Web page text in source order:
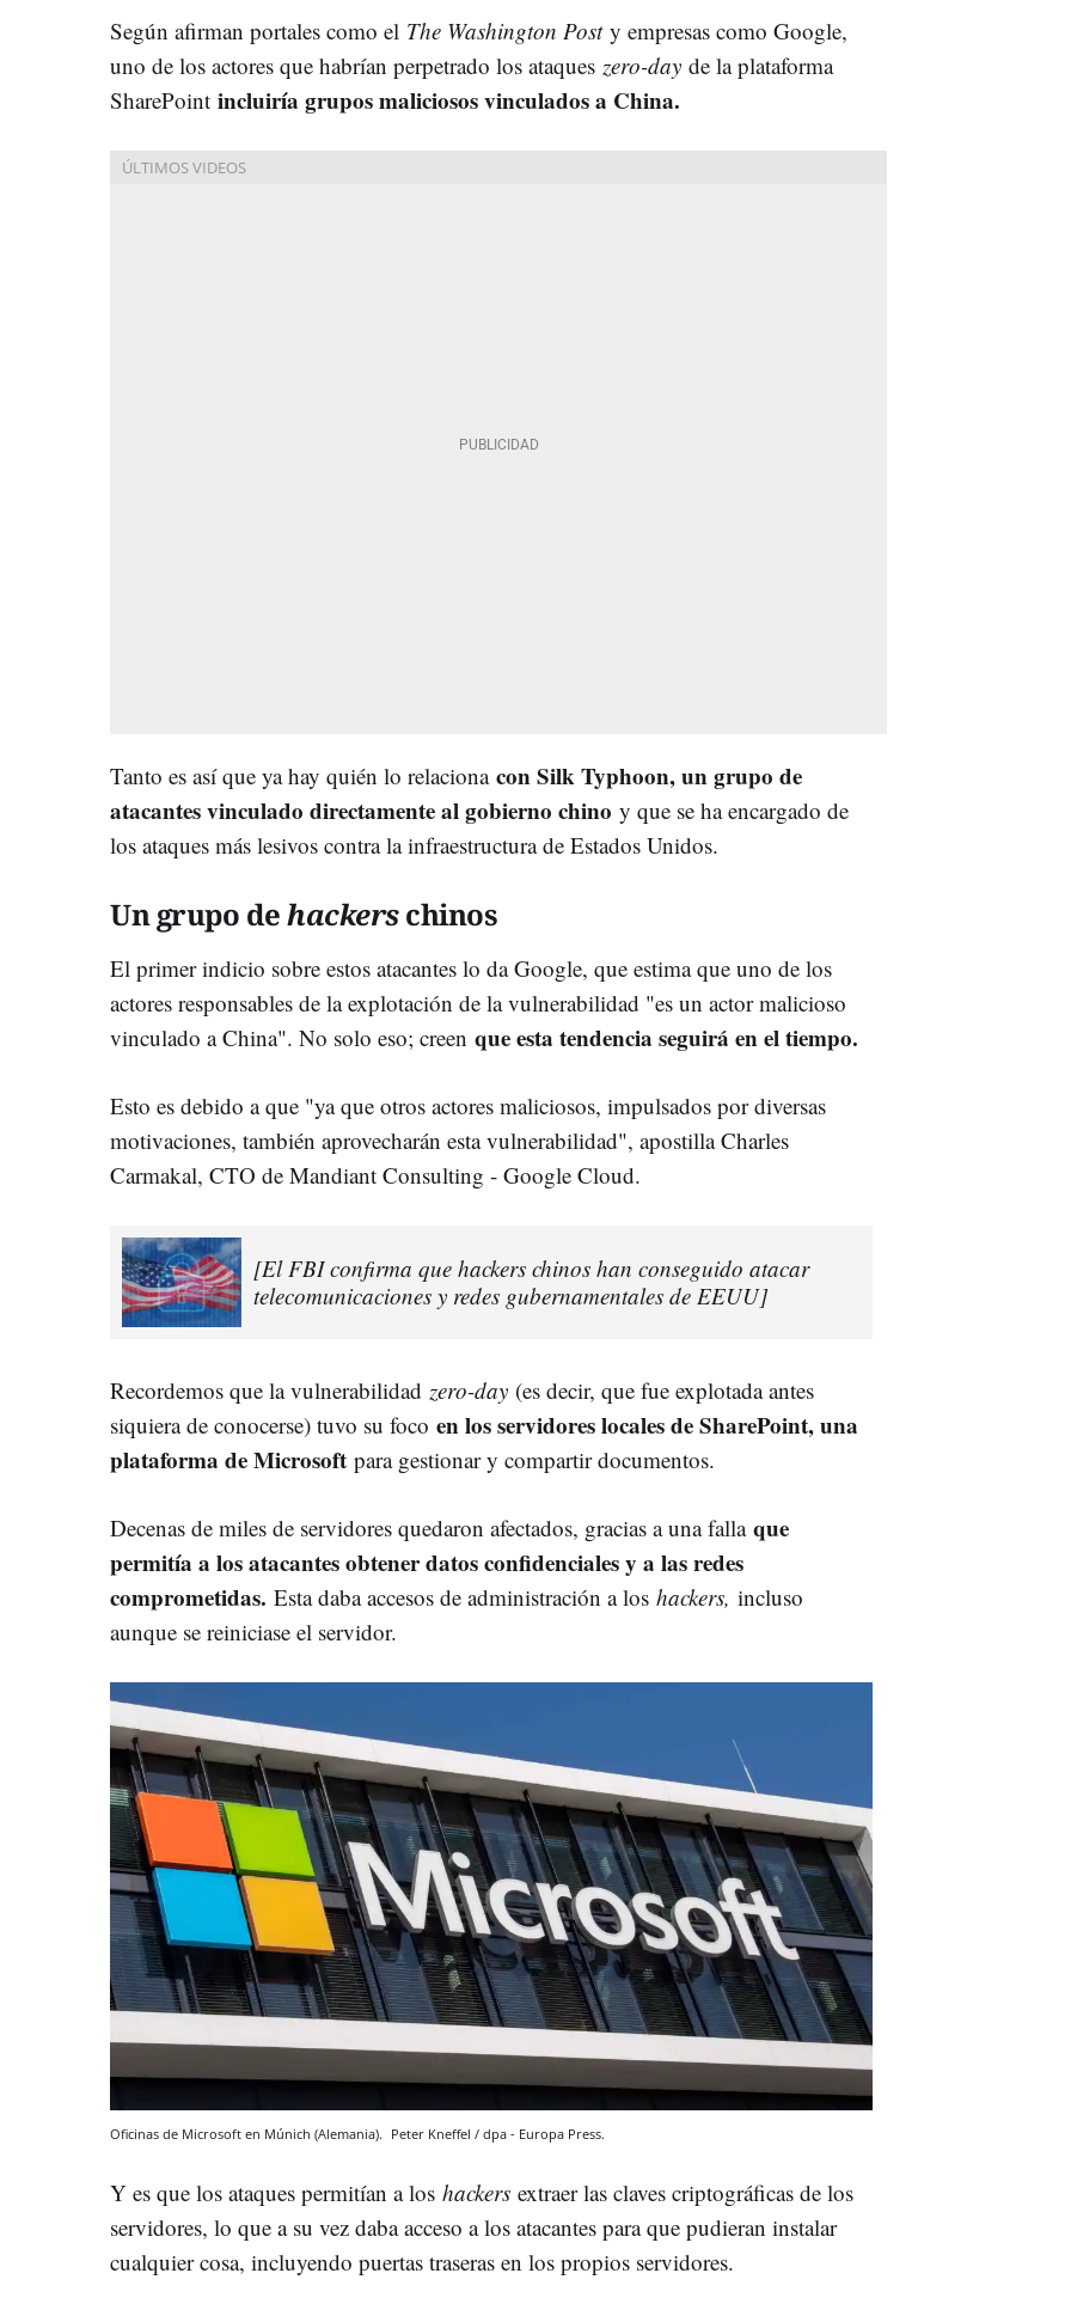
Según afirman portales como el The Washington Post y empresas como Google,
uno de los actores que habrían perpetrado los ataques zero-day de la plataforma
SharePoint incluiría grupos maliciosos vinculados a China.
Tanto es así que ya hay quién lo relaciona con Silk Typhoon, un grupo de
atacantes vinculado directamente al gobierno chino y que se ha encargado de
los ataques más lesivos contra la infraestructura de Estados Unidos.
Un grupo dehackerschinos
El primer indicio sobre estos atacantes lo da Google, que estima que uno de los
actores responsables de la explotación de la vulnerabilidad "es un actor malicioso
vinculado a China". No solo eso; creen que esta tendencia seguirá en el tiempo.
Esto es debido a que "ya que otros actores maliciosos, impulsados por diversas
motivaciones, también aprovecharán esta vulnerabilidad", apostilla Charles
Carmakal, CTO de Mandiant Consulting - Google Cloud.
[El FBI confirma que hackers chinos han conseguido atacar
telecomunicaciones y redes gubernamentales de EEUU]
Recordemos que la vulnerabilidad zero-day (es decir, que fue explotada antes
siquiera de conocerse) tuvo su foco en los servidores locales de SharePoint, una
plataforma de Microsoft para gestionar y compartir documentos.
Decenas de miles de servidores quedaron afectados, gracias a una falla que
permitía a los atacantes obtener datos confidenciales y a las redes
comprometidas. Esta daba accesos de administración a los hackers, incluso
aunque se reiniciase el servidor.
Oficinas de Microsoft en Múnich (Alemania). Peter Kneffel / dpa - Europa Press.
Y es que los ataques permitían a los hackers extraer las claves criptográficas de los
servidores, lo que a su vez daba acceso a los atacantes para que pudieran instalar
cualquier cosa, incluyendo puertas traseras en los propios servidores.